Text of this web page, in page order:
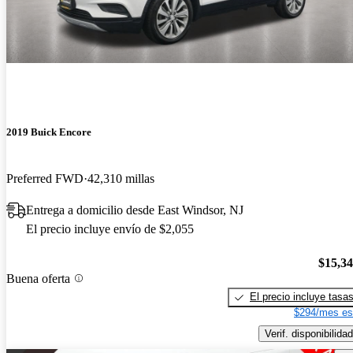
2019 Buick Encore
Preferred FWD 42,310 millas
Entrega a domicilio desde East Windsor, NJ
El precio incluye envío de $2,055
Buena oferta
El precio incluye tasas
$294/mes
Verif. disponibilidad